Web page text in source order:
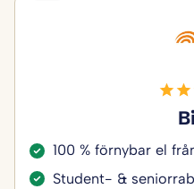
100 % förnybar el
Student- &